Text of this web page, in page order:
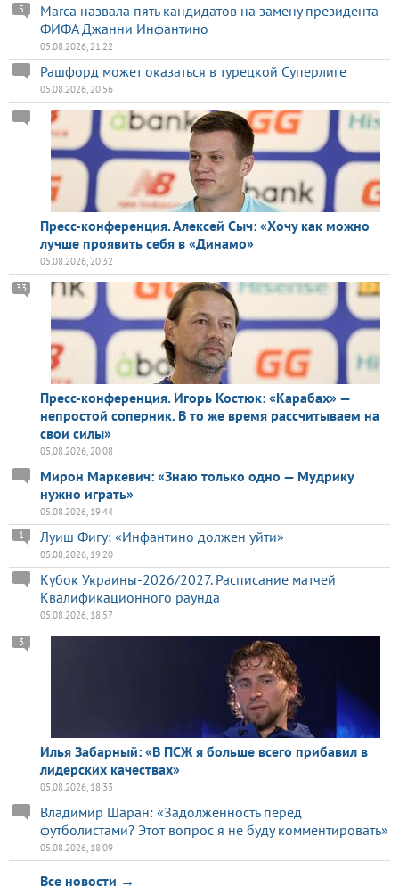
Marca назвала пять кандидатов на замену президента
ФИФА Джанни Инфантино
5
05.08.2026, 21:22
Рашфорд может оказаться в турецкой Суперлиге
05.08.2026, 20:56
Пресс-конференция. Алексей Сыч: «Хочу как можно
лучше проявить себя в «Динамо»
05.08.2026, 20:32
Пресс-конференция. Игорь Костюк: «Карабах» —
непростой соперник. В то же время рассчитываем на
свои силы»
33
05.08.2026, 20:08
Мирон Маркевич: «Знаю только одно — Мудрику
нужно играть»
05.08.2026, 19:44
Луиш Фигу: «Инфантино должен уйти»
1
05.08.2026, 19:20
Кубок Украины-2026/2027. Расписание матчей
Квалификационного раунда
05.08.2026, 18:57
Илья Забарный: «В ПСЖ я больше всего прибавил в
лидерских качествах»
3
05.08.2026, 18:33
Владимир Шаран: «Задолженность перед
футболистами? Этот вопрос я не буду комментировать»
05.08.2026, 18:09
Все новости →